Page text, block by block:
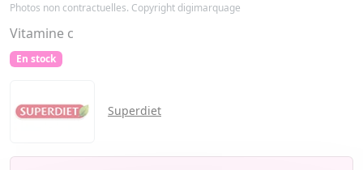
Photos non contractuelles. Copyright digimarquage
Vitamine c
En stock
Superdiet